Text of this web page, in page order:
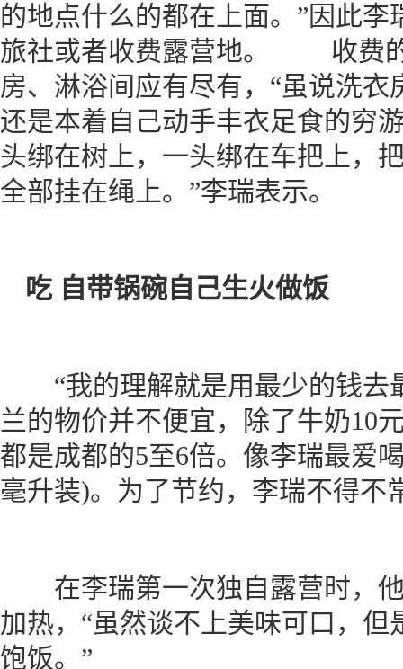
的地点什么的都在上面。”因此
旅社或者收费露营地。 收费的
房、淋浴间应有尽有，“虽说洗
还是本着自己动手丰衣足食的穷
头绑在树上，一头绑在车把上，
全部挂在绳上。”李瑞表示。
吃 自带锅碗自己生火做饭
“我的理解就是用最少的钱去
兰的物价并不便宜，除了牛奶10
都是成都的5至6倍。像李瑞最爱
毫升装)。为了节约，李瑞不得不
在李瑞第一次独自露营时，
加热，“虽然谈不上美味可口，
饱饭。”